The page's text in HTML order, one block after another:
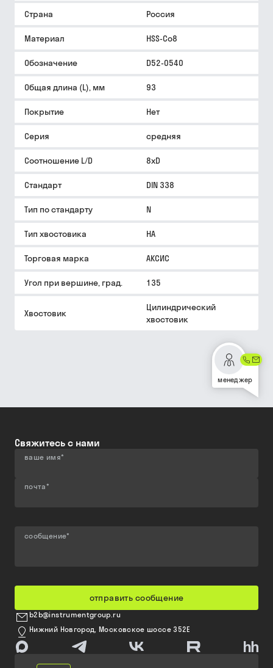
Страна Россия
Материал HSS-Co8
Обозначение D52-0540
Общая длина (L), мм 93
Покрытие Нет
Серия средняя
Соотношение L/D 8xD
Стандарт DIN 338
Тип по стандарту N
Тип хвостовика HA
Торговая марка АКСИС
Угол при вершине, град. 135
Хвостовик
Цилиндрический
хвостовик
менеджер
Свяжитесь с нами
ваше имя*
почта*
сообщение*
отправить сообщение
b2b@instrumentgroup.ru
Нижний Новгород, Московское шоссе 352Е